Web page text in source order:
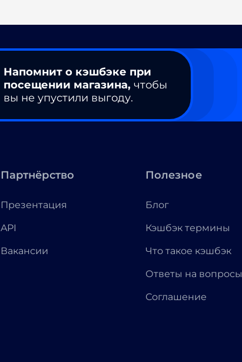
Напомнит о кэшбэке при
посещении магазина, чтобы
вы не упустили выгоду.
Партнёрство
Презентация
API
Вакансии
Полезное
Блог
Кэшбэк термины
Что такое кэшбэк
Ответы на вопросы
Соглашение